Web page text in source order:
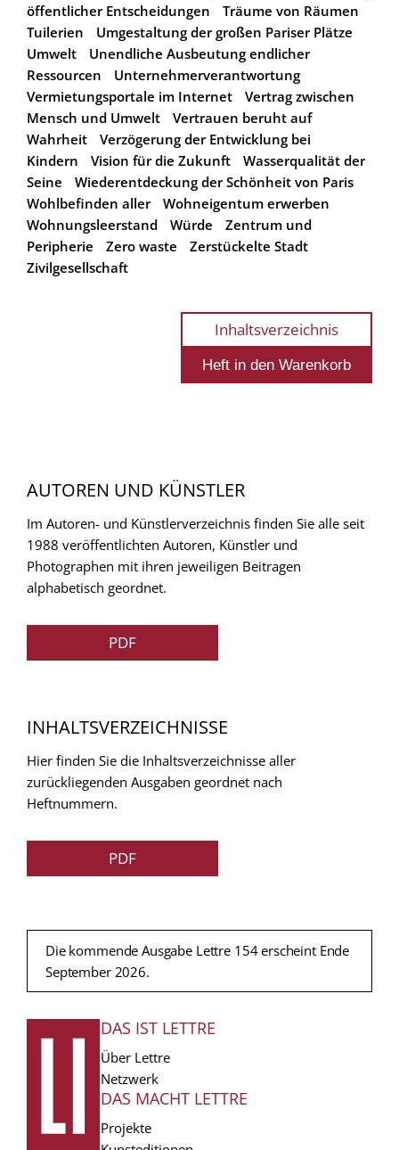
öffentlicher Entscheidungen
Träume von Räumen
Tuilerien
Umgestaltung der großen Pariser Plätze
Umwelt
Unendliche Ausbeutung endlicher
Ressourcen
Unternehmerverantwortung
Vermietungsportale im Internet
Vertrag zwischen
Mensch und Umwelt
Vertrauen beruht auf
Wahrheit
Verzögerung der Entwicklung bei
Kindern
Vision für die Zukunft
Wasserqualität der
Seine
Wiederentdeckung der Schönheit von Paris
Wohlbefinden aller
Wohneigentum erwerben
Wohnungsleerstand
Würde
Zentrum und
Peripherie
Zero waste
Zerstückelte Stadt
Zivilgesellschaft
Inhaltsverzeichnis
AUTOREN UND KÜNSTLER
Im Autoren- und Künstlerverzeichnis finden Sie alle seit
1988 veröffentlichten Autoren, Künstler und
Photographen mit ihren jeweiligen Beitragen
alphabetisch geordnet.
PDF
INHALTSVERZEICHNISSE
Hier finden Sie die Inhaltsverzeichnisse aller
zurückliegenden Ausgaben geordnet nach
Heftnummern.
PDF
Die kommende Ausgabe Lettre 154 erscheint Ende
September 2026.
FUSSZEILE
DAS IST LETTRE
Über Lettre
Netzwerk
DAS MACHT LETTRE
Projekte